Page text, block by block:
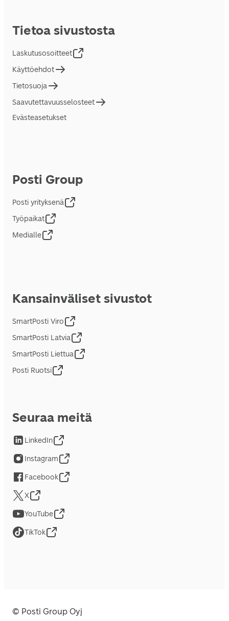
Tietoa sivustosta
Laskutusosoitteet
Käyttöehdot
Tietosuoja
Saavutettavuusselosteet
Evästeasetukset
Posti Group
Posti yrityksenä
Työpaikat
Medialle
Kansainväliset sivustot
SmartPosti Viro
SmartPosti Latvia
SmartPosti Liettua
Posti Ruotsi
Seuraa meitä
LinkedIn
Instagram
Facebook
X
YouTube
TikTok
© Posti Group Oyj